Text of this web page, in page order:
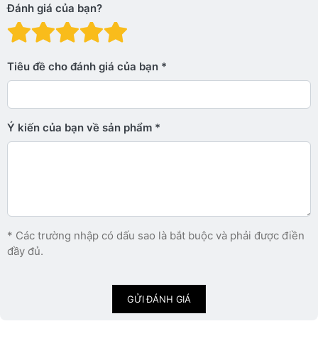
Đánh giá của bạn?
Đánh giá: 4 trên 5
Đánh giá: 3 trên 5 sao.
Đánh giá: 2 trên 5 sao.
Đánh giá: 1 trên 5 sao. Xấu
Tiêu đề cho đánh giá của bạn
Ý kiến ​​của bạn về sản phẩm
* Các trường nhập có dấu sao là bắt buộc và phải được điền
đầy đủ.
GỬI ĐÁNH GIÁ